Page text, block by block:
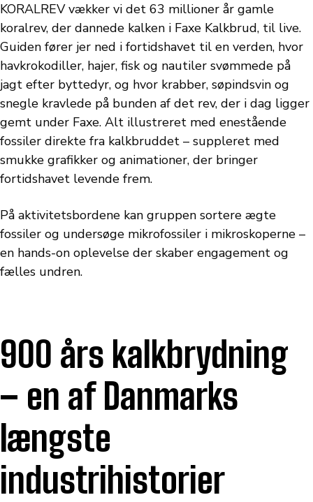
KORALREV vækker vi det 63 millioner år gamle
koralrev, der dannede kalken i Faxe Kalkbrud, til live.
Guiden fører jer ned i fortidshavet til en verden, hvor
havkrokodiller, hajer, fisk og nautiler svømmede på
jagt efter byttedyr, og hvor krabber, søpindsvin og
snegle kravlede på bunden af det rev, der i dag ligger
gemt under Faxe. Alt illustreret med enestående
fossiler direkte fra kalkbruddet – suppleret med
smukke grafikker og animationer, der bringer
fortidshavet levende frem.
På aktivitetsbordene kan gruppen sortere ægte
fossiler og undersøge mikrofossiler i mikroskoperne –
en hands-on oplevelse der skaber engagement og
fælles undren.
900 års kalkbrydning
– en af Danmarks
længste
industrihistorier